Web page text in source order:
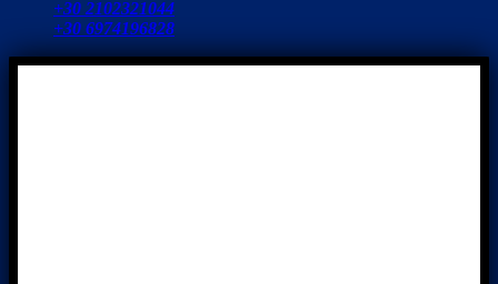
+30 2102321044
+30 6974196828